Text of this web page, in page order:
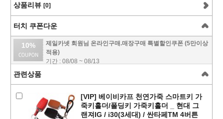
상품리뷰 [0]
터치 쿠폰다운
10%
제일카넷 회원님 온라인구매.매장구매 특별할인쿠폰 (5만이상
적용)
기간 : 08/08 ~ 08/13
관련상품
[VIP] 베이비카프 천연가죽 스마트키 가
죽키홀더/폴딩키 가죽키홀더 _ 현대 그
랜져IG / i30(3세대) / 싼타페TM 4버튼